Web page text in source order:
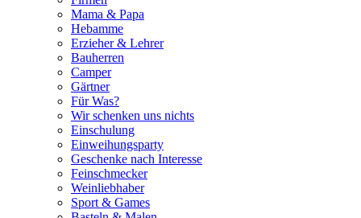
Mama & Papa
Hebamme
Erzieher & Lehrer
Bauherren
Camper
Gärtner
Für Was?
Wir schenken uns nichts
Einschulung
Einweihungsparty
Geschenke nach Interesse
Feinschmecker
Weinliebhaber
Sport & Games